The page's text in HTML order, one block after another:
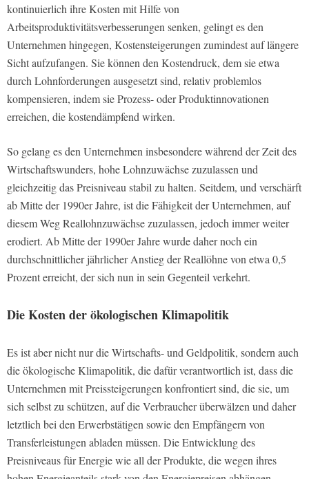
kontinuierlich ihre Kosten mit Hilfe von
Arbeitsproduktivitätsverbesserungen senken, gelingt es den
Unternehmen hingegen, Kostensteigerungen zumindest auf längere
Sicht aufzufangen. Sie können den Kostendruck, dem sie etwa
durch Lohnforderungen ausgesetzt sind, relativ problemlos
kompensieren, indem sie Prozess- oder Produktinnovationen
erreichen, die kostendämpfend wirken.
So gelang es den Unternehmen insbesondere während der Zeit des
Wirtschaftswunders, hohe Lohnzuwächse zuzulassen und
gleichzeitig das Preisniveau stabil zu halten. Seitdem, und verschärft
ab Mitte der 1990er Jahre, ist die Fähigkeit der Unternehmen, auf
diesem Weg Reallohnzuwächse zuzulassen, jedoch immer weiter
erodiert. Ab Mitte der 1990er Jahre wurde daher noch ein
durchschnittlicher jährlicher Anstieg der Reallöhne von etwa 0,5
Prozent erreicht, der sich nun in sein Gegenteil verkehrt.
Die Kosten der ökologischen Klimapolitik
Es ist aber nicht nur die Wirtschafts- und Geldpolitik, sondern auch
die ökologische Klimapolitik, die dafür verantwortlich ist, dass die
Unternehmen mit Preissteigerungen konfrontiert sind, die sie, um
sich selbst zu schützen, auf die Verbraucher überwälzen und daher
letztlich bei den Erwerbstätigen sowie den Empfängern von
Transferleistungen abladen müssen. Die Entwicklung des
Preisniveaus für Energie wie all der Produkte, die wegen ihres